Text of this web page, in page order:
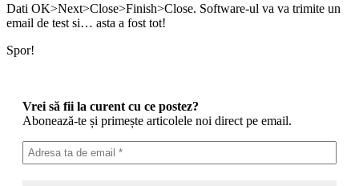
Dati OK>Next>Close>Finish>Close. Software-ul va va trimite un
email de test si… asta a fost tot!
Spor!
Vrei să fii la curent cu ce postez?
Abonează-te și primește articolele noi direct pe email.